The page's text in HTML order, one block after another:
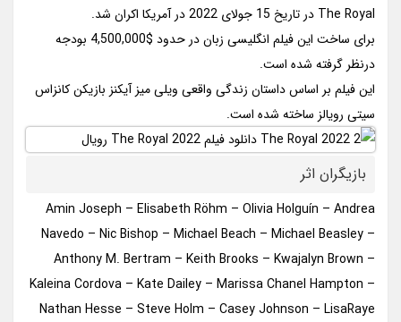
The Royal در تاریخ 15 جولای 2022 در آمریکا اکران شد.
برای ساخت این فیلم انگلیسی زبان در حدود $4,500,000 بودجه
درنظر گرفته شده است.
این فیلم بر اساس داستان زندگی واقعی ویلی میز آیکنز بازیکن کانزاس
سیتی رویالز ساخته شده است.
بازیگران اثر
Amin Joseph – Elisabeth Röhm – Olivia Holguín – Andrea
Navedo – Nic Bishop – Michael Beach – Michael Beasley –
Anthony M. Bertram – Keith Brooks – Kwajalyn Brown –
Kaleina Cordova – Kate Dailey – Marissa Chanel Hampton –
Nathan Hesse – Steve Holm – Casey Johnson – LisaRaye